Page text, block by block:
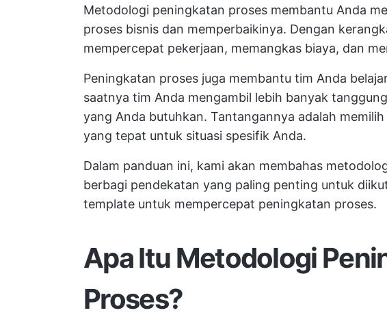
Metodologi peningkatan proses membantu Anda
proses bisnis dan memperbaikinya. Dengan
mempercepat pekerjaan, memangkas biaya, dan
Peningkatan proses juga membantu tim Anda
saatnya tim Anda mengambil lebih banyak
yang Anda butuhkan. Tantangannya adalah
yang tepat untuk situasi spesifik Anda.
Dalam panduan ini, kami akan membahas
berbagi pendekatan yang paling penting untuk
template untuk mempercepat peningkatan proses.
Apa Itu Metodologi
Proses?